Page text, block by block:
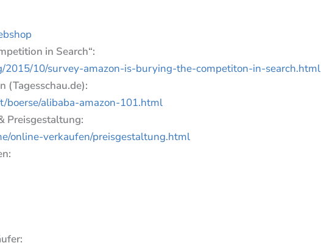
in Search“:
2015/10/survey-amazon-is-burying-the-competiton-in-search.html
(Tagesschau.de):
boerse/alibaba-amazon-101.html
Preisgestaltung:
online-verkaufen/preisgestaltung.html